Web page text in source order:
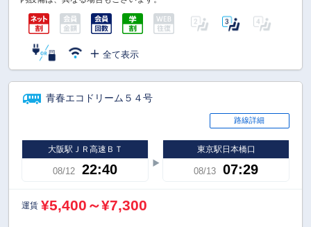
全て表示
青春エコドリーム５４号
路線詳細
大阪駅ＪＲ高速ＢＴ
08/12 22:40
東京駅日本橋口
08/13 07:29
運賃 ¥5,400～¥7,300